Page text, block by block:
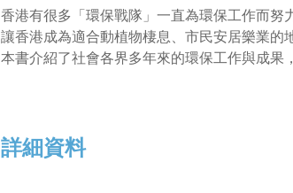
香港有很多「環保戰隊」一直為環保工作而努
讓香港成為適合動植物棲息、市民安居樂業的
本書介紹了社會各界多年來的環保工作與成果
詳細資料